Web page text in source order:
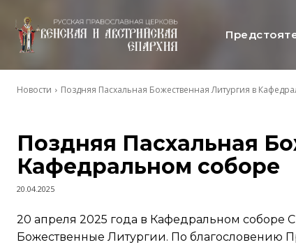
Новости Поздняя Пасхальная Божественная Литургия в
Поздняя Пасхальная
Кафедральном соборе
20.04.2025
20 апреля 2025 года в Кафедральном соборе
Божественные Литургии. По благословению